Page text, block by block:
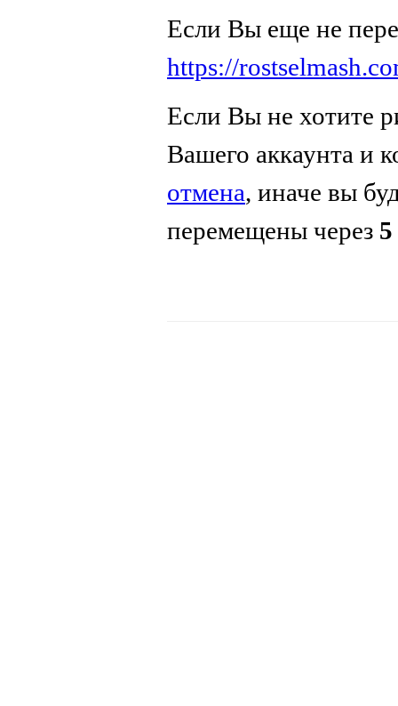
Если Вы еще не
https://
Если Вы не хотите
Вашего аккаунта и
отмена, иначе вы
перемещены через